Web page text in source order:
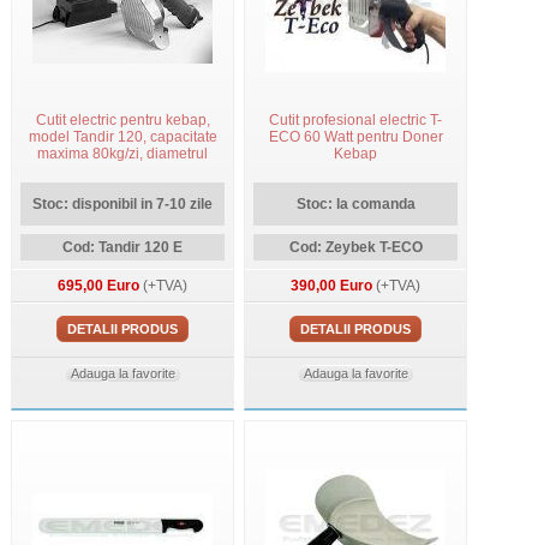
Cutit electric pentru kebap,
model Tandir 120, capacitate
maxima 80kg/zi, diametrul
Stoc: disponibil in 7-10 zile
Cod: Tandir 120 E
695,00 Euro (+TVA)
DETALII PRODUS
Adauga la favorite
Cutit profesional electric T-
ECO 60 Watt pentru Doner
Kebap
Stoc: la comanda
Cod: Zeybek T-ECO
390,00 Euro (+TVA)
DETALII PRODUS
Adauga la favorite